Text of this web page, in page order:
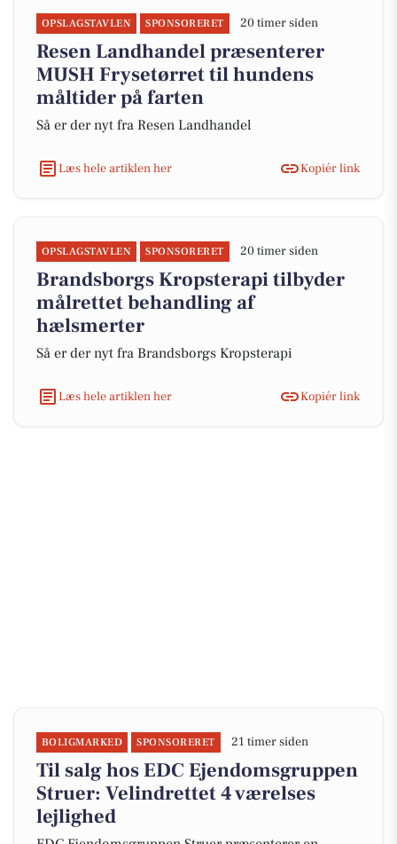
OPSLAGSTAVLEN SPONSORERET 20 timer siden
Resen Landhandel præsenterer
MUSH Frysetørret til hundens
måltider på farten
Så er der nyt fra Resen Landhandel
Læs hele artiklen her Kopiér link
OPSLAGSTAVLEN SPONSORERET 20 timer siden
Brandsborgs Kropsterapi tilbyder
målrettet behandling af
hælsmerter
Så er der nyt fra Brandsborgs Kropsterapi
Læs hele artiklen her Kopiér link
BOLIGMARKED SPONSORERET 21 timer siden
Til salg hos EDC Ejen­doms­grup­pen
Struer: Velindrettet 4 værelses
lejlighed